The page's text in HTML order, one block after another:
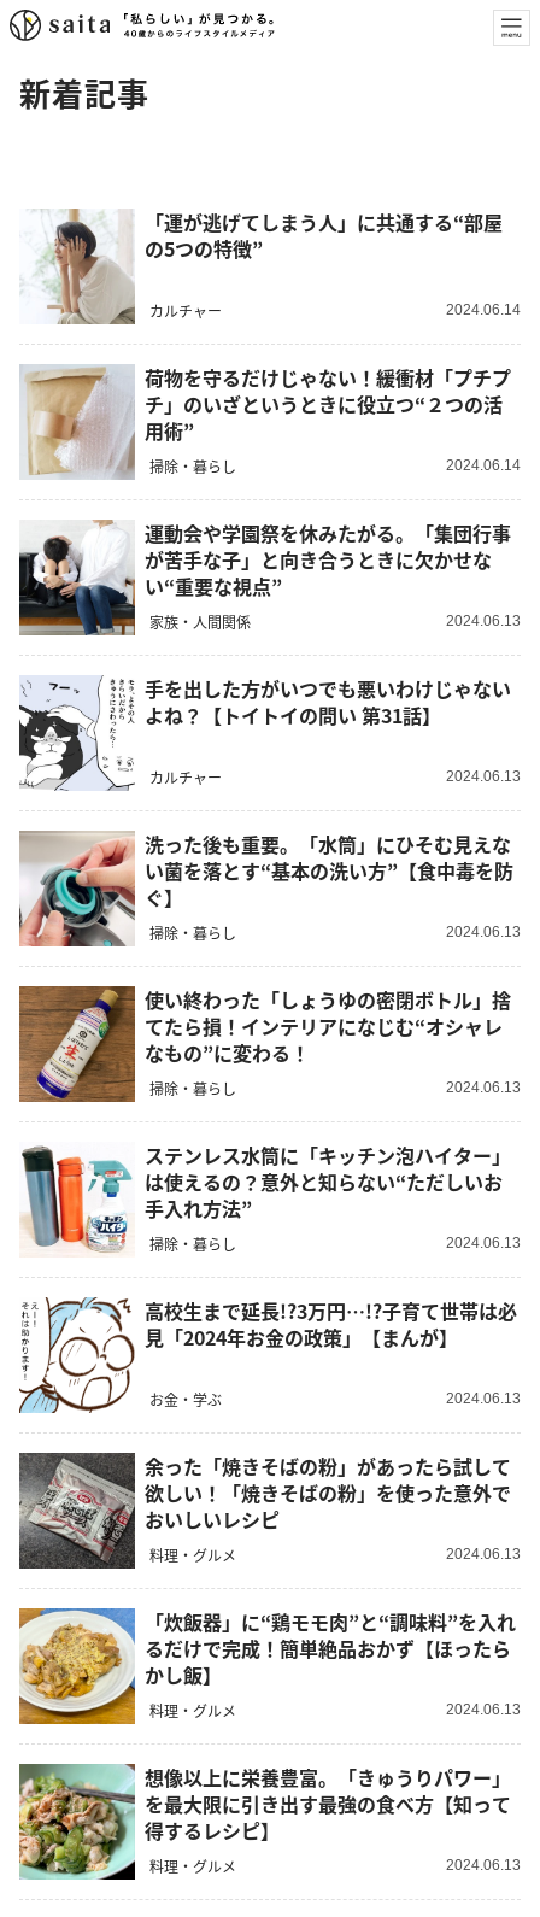
新着記事
「運が逃げてしまう人」に共通する“部屋
の5つの特徴”
カルチャー 2024.06.14
荷物を守るだけじゃない！緩衝材「プチプ
チ」のいざというときに役立つ“２つの活
用術”
掃除・暮らし 2024.06.14
運動会や学園祭を休みたがる。「集団行事
が苦手な子」と向き合うときに欠かせな
い“重要な視点”
家族・人間関係 2024.06.13
手を出した方がいつでも悪いわけじゃない
よね？【トイトイの問い 第31話】
カルチャー 2024.06.13
洗った後も重要。「水筒」にひそむ見えな
い菌を落とす“基本の洗い方”【食中毒を防
ぐ】
掃除・暮らし 2024.06.13
使い終わった「しょうゆの密閉ボトル」捨
てたら損！インテリアになじむ“オシャレ
なもの”に変わる！
掃除・暮らし 2024.06.13
ステンレス水筒に「キッチン泡ハイター」
は使えるの？意外と知らない“ただしいお
手入れ方法”
掃除・暮らし 2024.06.13
高校生まで延長!?3万円…!?子育て世帯は必
見「2024年お金の政策」【まんが】
お金・学ぶ 2024.06.13
余った「焼きそばの粉」があったら試して
欲しい！「焼きそばの粉」を使った意外で
おいしいレシピ
料理・グルメ 2024.06.13
「炊飯器」に“鶏モモ肉”と“調味料”を入れ
るだけで完成！簡単絶品おかず【ほったら
かし飯】
料理・グルメ 2024.06.13
想像以上に栄養豊富。「きゅうりパワー」
を最大限に引き出す最強の食べ方【知って
得するレシピ】
料理・グルメ 2024.06.13